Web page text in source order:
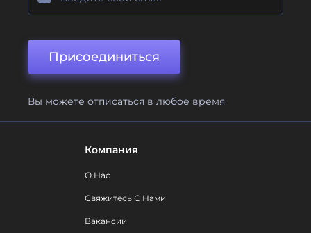
Присоединиться
Вы можете отписаться в любое время
Компания
О Нас
Свяжитесь С Нами
Вакансии